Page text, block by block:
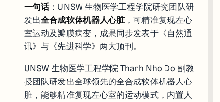
一句话：UNSW 生物医学工程学院研究团队研
发出全合成软体机器人心脏，可精准复现左心
室运动及瓣膜病变，成果同步发表于《自然通
讯》与《先进科学》两大顶刊。
UNSW 生物医学工程学院 Thanh Nho Do 副教
授团队研发出全球领先的全合成软体机器人心
脏，能够精准复现左心室的运动模式，内置人